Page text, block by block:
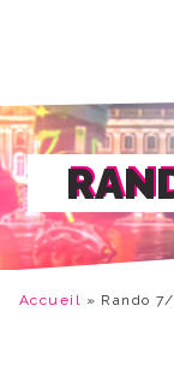
Accueil » Rando